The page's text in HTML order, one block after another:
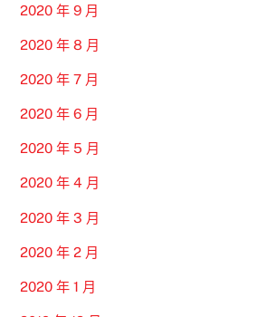
2020 年 9 月
2020 年 8 月
2020 年 7 月
2020 年 6 月
2020 年 5 月
2020 年 4 月
2020 年 3 月
2020 年 2 月
2020 年 1 月